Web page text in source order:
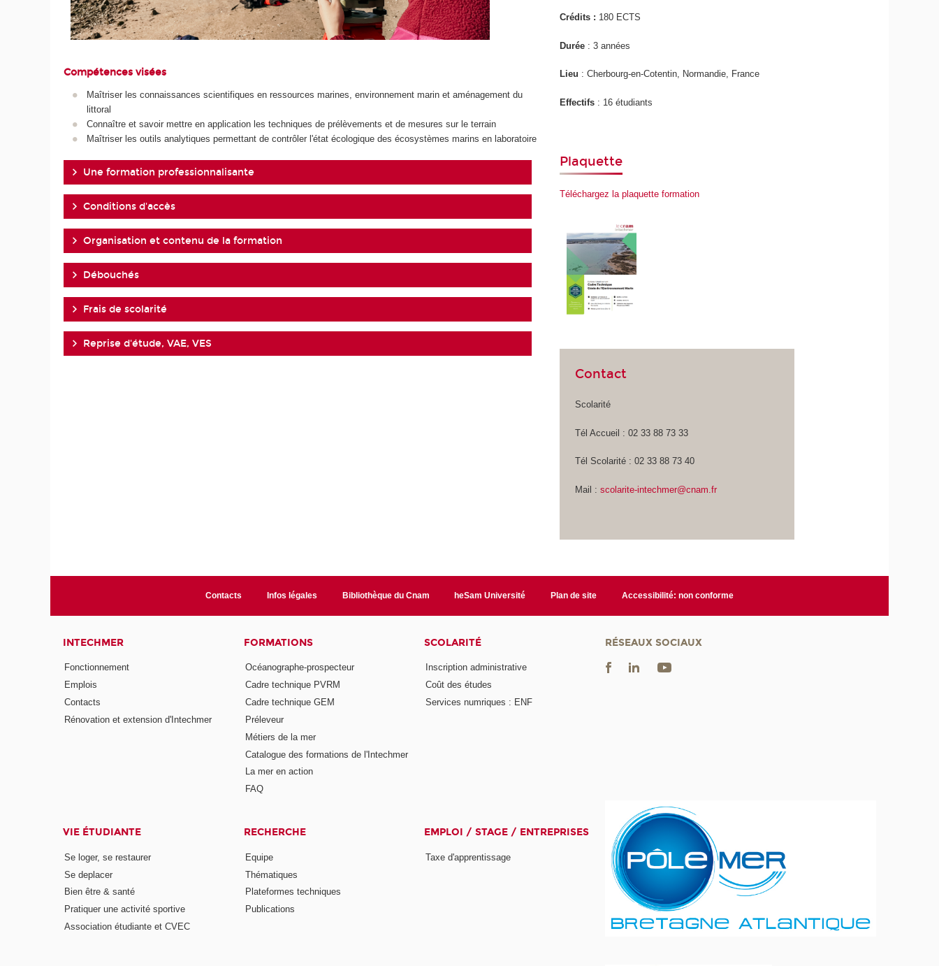
Compétences visées
Maîtriser les connaissances scientifiques en ressources marines, environnement marin et aménagement du
littoral
Connaître et savoir mettre en application les techniques de prélèvements et de mesures sur le terrain
Maîtriser les outils analytiques permettant de contrôler l'état écologique des écosystèmes marins en laboratoire
Une formation professionnalisante
Conditions d'accès
Organisation et contenu de la formation
Débouchés
Frais de scolarité
Reprise d'étude, VAE, VES
Crédits : 180 ECTS
Durée : 3 années
Lieu : Cherbourg-en-Cotentin, Normandie, France
Effectifs : 16 étudiants
Plaquette
Téléchargez la plaquette formation
Contact
Scolarité
Tél Accueil : 02 33 88 73 33
Tél Scolarité : 02 33 88 73 40
Mail :scolarite-intechmer@cnam.fr
Contacts Infos légales Bibliothèque du Cnam heSam Université Plan de site Accessibilité: non conforme
INTECHMER
Fonctionnement
Emplois
Contacts
Rénovation et extension d'Intechmer
FORMATIONS
Océanographe-prospecteur
Cadre technique PVRM
Cadre technique GEM
Préleveur
Métiers de la mer
Catalogue des formations de l'Intechmer
La mer en action
FAQ
SCOLARITÉ
Inscription administrative
Coût des études
Services numriques : ENF
VIE ÉTUDIANTE
Se loger, se restaurer
Se deplacer
Bien être & santé
Pratiquer une activité sportive
Association étudiante et CVEC
RECHERCHE
Equipe
Thématiques
Plateformes techniques
Publications
EMPLOI / STAGE / ENTREPRISES
Taxe d'apprentissage
RÉSEAUX SOCIAUX